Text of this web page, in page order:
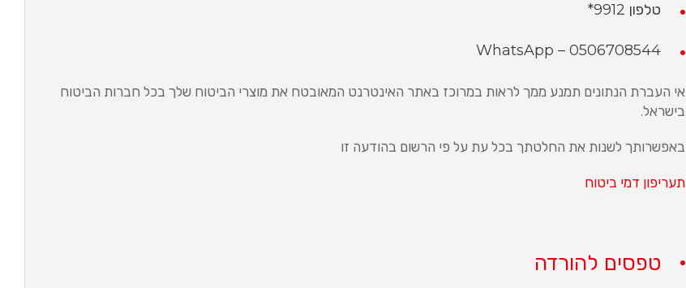
טלפון 9912*
WhatsApp – 0506708544
אי העברת הנתונים תמנע ממך לראות במרוכז באתר האינטרנט המאובטח את מוצרי הביטוח שלך בכל חברות הביטוח
בישראל.
באפשרותך לשנות את החלטתך בכל עת על פי הרשום בהודעה זו
תעריפון דמי ביטוח
טפסים להורדה